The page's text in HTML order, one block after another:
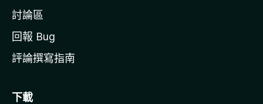
討論區
回報 Bug
評論撰寫指南
下載